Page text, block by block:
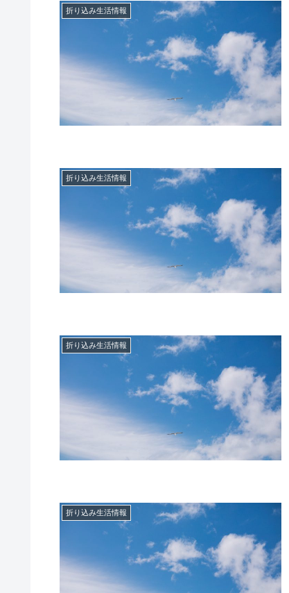
折り込み生活情報
折り込み生活情報
折り込み生活情報
折り込み生活情報